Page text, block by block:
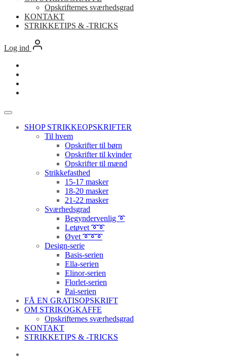
Opskrifternes sværhedsgrad
KONTAKT
STRIKKETIPS & -TRICKS
Log ind
SHOP STRIKKEOPSKRIFTER
Til hvem
Opskrifter til børn
Opskrifter til kvinder
Opskrifter til mænd
Strikkefasthed
15-17 masker
18-20 masker
21-22 masker
Sværhedsgrad
Begyndervenlig ➰
Letøvet ➰➰
Øvet ➰➰➰
Design-serie
Basis-serien
Ella-serien
Elinor-serien
Florlet-serien
Pai-serien
FÅ EN GRATISOPSKRIFT
OM STRIKOGKAFFE
Opskrifternes sværhedsgrad
KONTAKT
STRIKKETIPS & -TRICKS